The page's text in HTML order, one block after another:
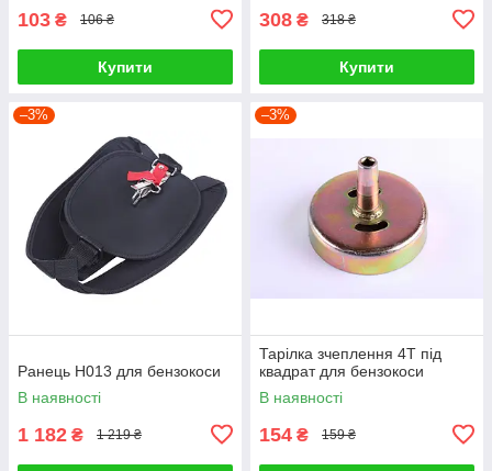
103 ₴ 106 ₴
Купити
308 ₴ 318 ₴
Купити
–3%
Ранець H013 для бензокоси
В наявності
1 182 ₴ 1 219 ₴
–3%
Тарілка зчеплення 4Т під
квадрат для бензокоси
В наявності
154 ₴ 159 ₴